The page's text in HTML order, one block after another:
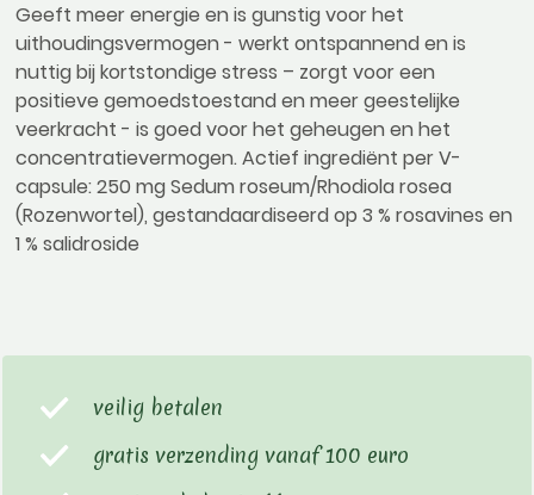
Geeft meer energie en is gunstig voor het
uithoudingsvermogen - werkt ontspannend en is
nuttig bij kortstondige stress – zorgt voor een
positieve gemoedstoestand en meer geestelijke
veerkracht - is goed voor het geheugen en het
concentratievermogen. Actief ingrediënt per V-
capsule: 250 mg Sedum roseum/Rhodiola rosea
(Rozenwortel), gestandaardiseerd op 3 % rosavines en
1 % salidroside
veilig betalen
gratis verzending vanaf 100 euro